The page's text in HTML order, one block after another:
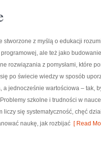
stworzone z myślą o edukacji
ale też jako
rozwiązania z pomysłami, które
po świecie wiedzy w sposób
a jednocześnie wartościowa – tak,
szkolne i trudności w
liczy się systematyczność, chęć
naukę, jak rozbijać [ Read